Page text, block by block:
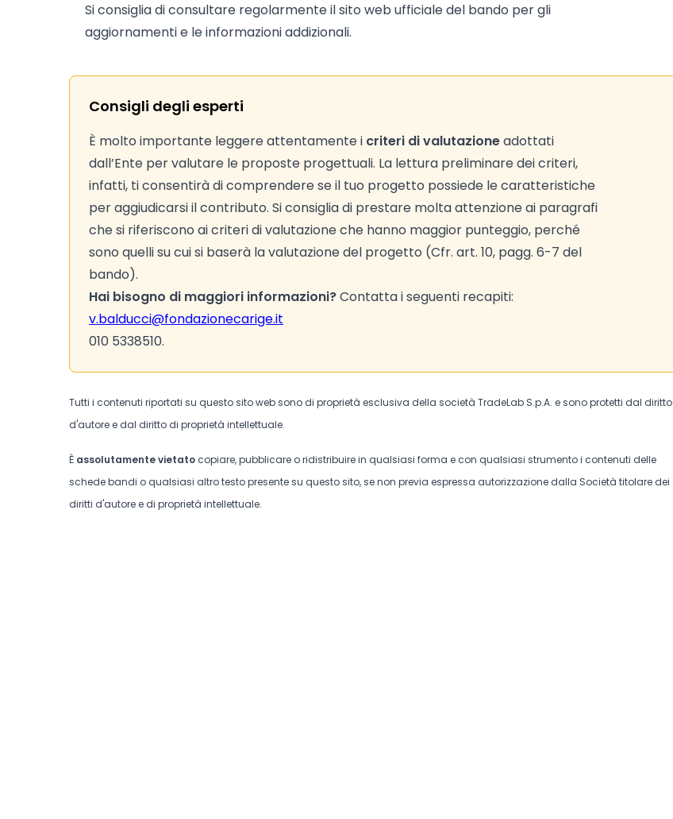
Si consiglia di consultare regolarmente il sito web ufficiale del bando per gli
aggiornamenti e le informazioni addizionali.
Consigli degli esperti
È molto importante leggere attentamente i criteri di valutazioneadottati
dall’Ente per valutare le proposte progettuali. La lettura preliminare dei criteri,
infatti, ti consentirà di comprendere se il tuo progetto possiede le caratteristiche
per aggiudicarsi il contributo. Si consiglia di prestare molta attenzione ai paragrafi
che si riferiscono ai criteri di valutazione che hanno maggior punteggio, perché
sono quelli su cui si baserà la valutazione del progetto (Cfr. art. 10, pagg. 6-7 del
bando).
Hai bisogno di maggiori informazioni?Contatta i seguenti recapiti:
v.balducci@fondazionecarige.it
010 5338510.
Tutti i contenuti riportati su questo sito web sono di proprietà esclusiva della società TradeLab S.p.A. e sono protetti dal diritto
d'autore e dal diritto di proprietà intellettuale.
È assolutamente vietato copiare, pubblicare o ridistribuire in qualsiasi forma e con qualsiasi strumento i contenuti delle
schede bandi o qualsiasi altro testo presente su questo sito, se non previa espressa autorizzazione dalla Società titolare dei
diritti d'autore e di proprietà intellettuale.